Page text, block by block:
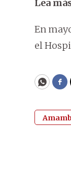
Lea
En
el